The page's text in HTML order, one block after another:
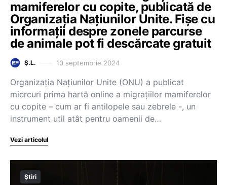
mamiferelor cu copite, publicată de
Organizația Națiunilor Unite. Fișe cu
informații despre zonele parcurse
de animale pot fi descărcate gratuit
Ș.L. 10 septembrie 2024
Organizaţia Naţiunilor Unite (ONU) a publicat
miercuri prima hartă online a migraţiilor mamiferelor
cu copite – cum ar fi antilopele sau zebrele -, un
instrument util atât pentru oamenii de…
Vezi articolul
Știri